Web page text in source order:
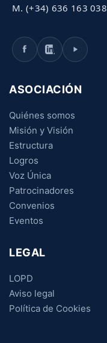
M. (+34) 636 163 038
ASOCIACIÓN
Quiénes somos
Misión y Visión
Estructura
Logros
Voz Única
Patrocinadores
Convenios
Eventos
LEGAL
LOPD
Aviso legal
Política de Cookies